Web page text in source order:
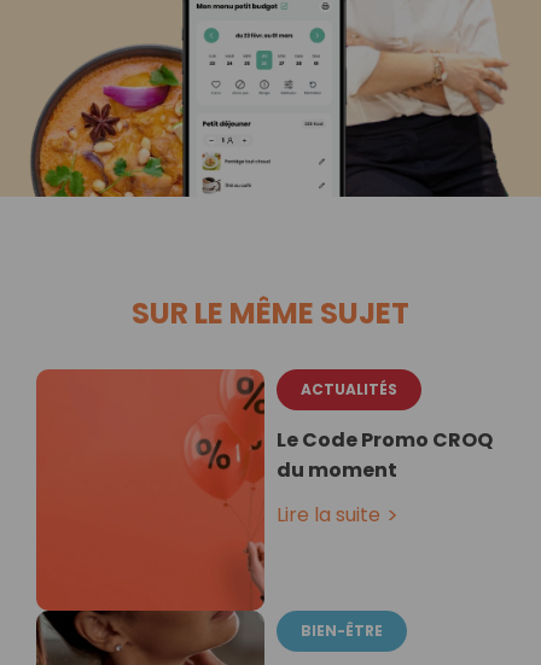
SUR LE MÊME SUJET
ACTUALITÉS
Le Code Promo CROQ
du moment
Lire la suite
BIEN-ÊTRE